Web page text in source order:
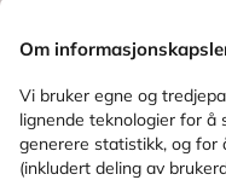
Spørsmål og svar
Bruksområde
Om
Vi bruker egne og
lignende teknologier for å
generere statistikk, og for
(inkludert deling av